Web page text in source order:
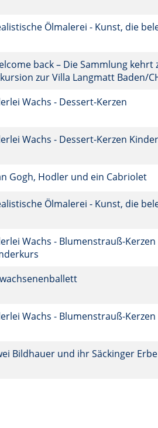
Ölmalerei - Kunst, die
back – Die Sammlung kehrt
zur Villa Langmatt Baden/
Wachs - Dessert-Kerzen
Wachs - Dessert-Kerzen
Gogh, Hodler und ein Cabriolet
Ölmalerei - Kunst, die
Wachs - Blumenstrauß-Kerzen
Wachs - Blumenstrauß-Kerzen
Bildhauer und ihr Säckinger Erbe